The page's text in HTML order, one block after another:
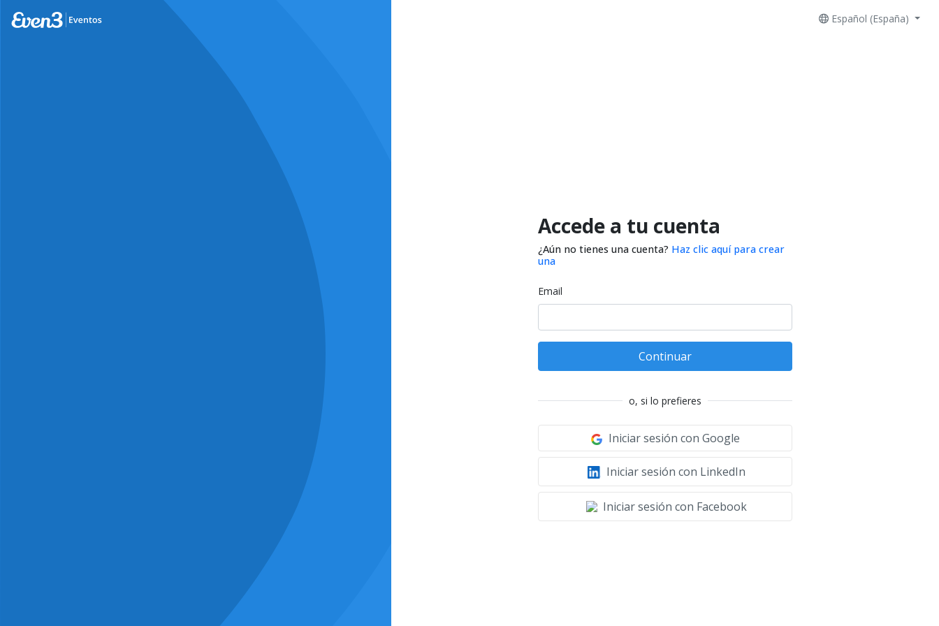
Español (España)
Accede a tu cuenta
¿Aún no tienes una cuenta? Haz clic aquí para crear
una
Email
Continuar
o, si lo prefieres
Iniciar sesión con Google
Iniciar sesión con LinkedIn
Iniciar sesión con Facebook